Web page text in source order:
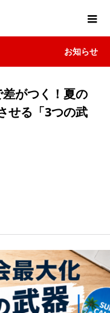
お知らせ
差がつく！夏の
せる「3つの武